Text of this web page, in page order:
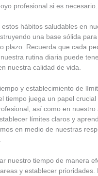
profesional si es necesario.
estos hábitos saludables en
una base sólida
plazo. Recuerda que cada
rutina diaria puede
nuestra calidad de vida.
y establecimiento de
tiempo juega un papel
así como en nuestro
límites claros y
en medio de nuestras
nuestro tiempo de manera
y establecer prioridades.